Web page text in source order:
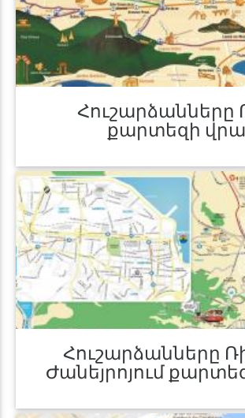
Հուշարձանները
քարտեզի վրա
Հուշարձանները
Ժանեյրոյում